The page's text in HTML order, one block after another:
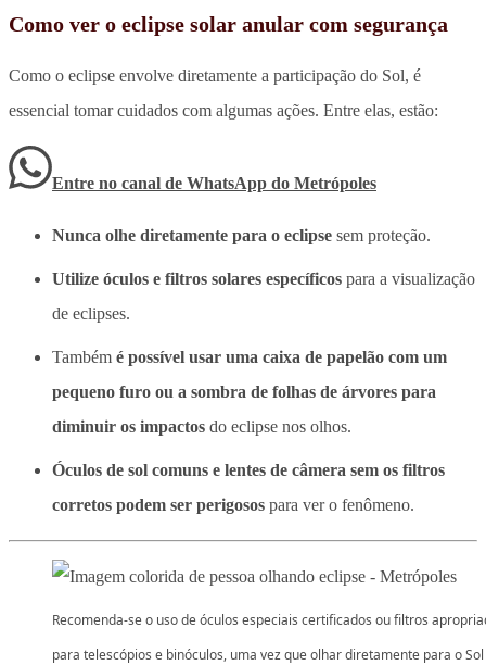
Como ver o eclipse solar anular com segurança
Como o eclipse envolve diretamente a participação do Sol, é
essencial tomar cuidados com algumas ações. Entre elas, estão:
Entre no canal de WhatsApp do Metrópoles
Nunca olhe diretamente para o eclipse sem proteção.
Utilize óculos e filtros solares específicos para a visualização
de eclipses.
Também é possível usar uma caixa de papelão com um
pequeno furo ou a sombra de folhas de árvores para
diminuir os impactos do eclipse nos olhos.
Óculos de sol comuns e lentes de câmera sem os filtros
corretos podem ser perigosos para ver o fenômeno.
Recomenda-se o uso de óculos especiais certificados ou filtros
para telescópios e binóculos, uma vez que olhar diretamente para o